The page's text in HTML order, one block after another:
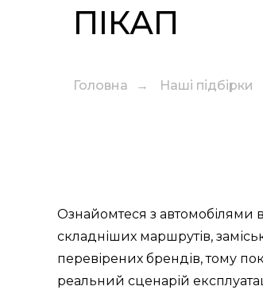
ПІКАП
Головна → Наші підбірки
Ознайомтеся з автомобілями
складніших маршрутів,
перевірених брендів, тому
реальний сценарій